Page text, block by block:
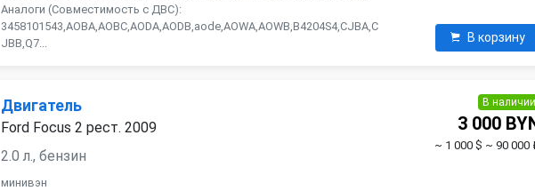
Аналоги (Совместимость с ДВС):
3458101543,AOBA,AOBC,AODA,AODB,aode,AOWA,AOWB,B4204S4,CJBA,C
JBB,Q7...
В корзину
Двигатель
Ford Focus 2 рест. 2009
2.0 л., бензин
минивэн
В наличии
3 000
~ 1 000 $ ~ 90 000